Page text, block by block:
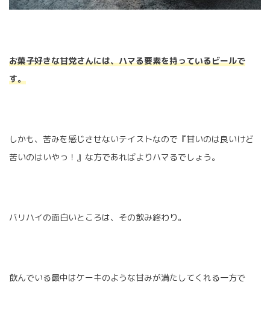
お菓子好きな甘党さんには、ハマる要素を持っているビールで
す。
しかも、苦みを感じさせないテイストなので『甘いのは良いけど
苦いのはいやっ！』な方であればよりハマるでしょう。
バリハイの面白いところは、その飲み終わり。
飲んでいる最中はケーキのような甘みが満たしてくれる一方で